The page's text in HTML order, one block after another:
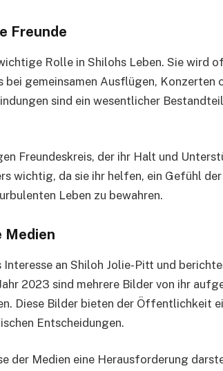
Freunde
Rolle in Shilohs Leben. Sie wird
gemeinsamen Ausflügen, Konzerten
sind ein wesentlicher
Freundeskreis, der ihr Halt und
wichtig, da sie ihr helfen, ein Gefühl
Leben zu bewahren.
Medien
Interesse an Shiloh Jolie-Pitt und
2023 sind mehrere Bilder von ihr
Diese Bilder bieten der Öffentlichkeit
Entscheidungen.
der Medien eine Herausforderung